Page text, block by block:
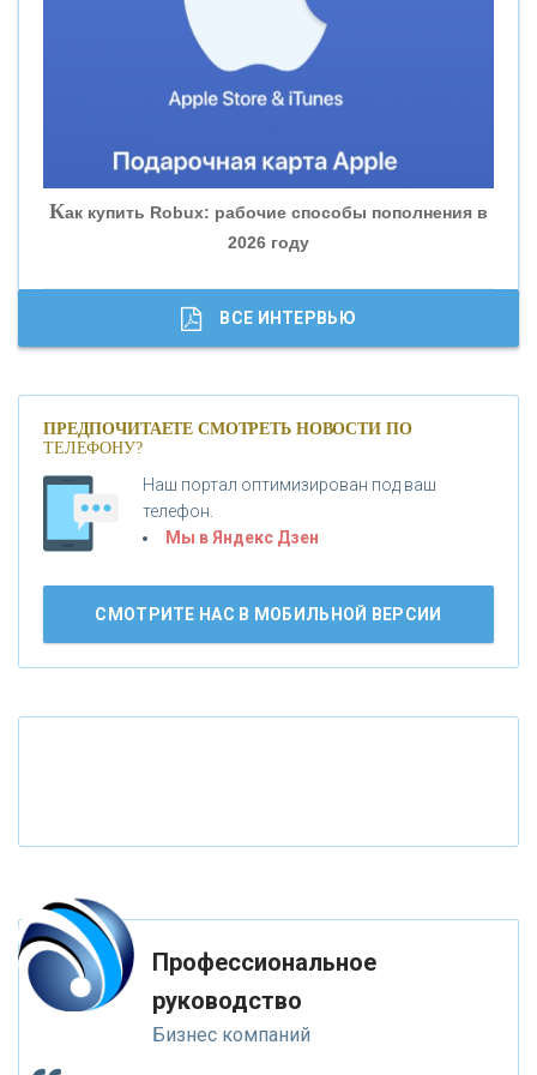
«БАНК ГЛОБЭКС»
«СОВКОМБАНК»
«ГАЗПРОМБАНК»
«МОСКОВСКИЙ КРЕДИТНЫЙ БАНК»
«БАНК ВОЗРОЖДЕНИЕ»
АО «КРЕДИТ ЕВРОПА БАНК»
«ФК ОТКРЫТИЕ»
«ЗАПСИБКОМБАНК»
«РОСЕВРОБАНК»
Как купить Robux: рабочие способы пополнения в
2026 году
Банки.ру обновил логотип впервые за 19 лет -
ВСЕ ИНТЕРВЬЮ
ПРЕДПОЧИТАЕТЕ СМОТРЕТЬ НОВОСТИ ПО
ТЕЛЕФОНУ?
Наш портал оптимизирован под ваш
телефон.
Мы в Яндекс Дзен
СМОТРИТЕ НАС В МОБИЛЬНОЙ ВЕРСИИ
Профессиональное
руководство
Бизнес компаний